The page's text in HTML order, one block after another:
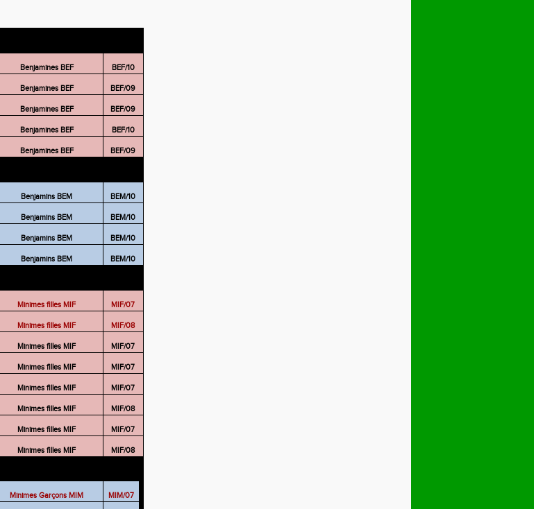
Benjamines BEF BEF/10
Benjamines BEF BEF/09
Benjamines BEF BEF/09
Benjamines BEF BEF/10
Benjamines BEF BEF/09
Benjamins BEM BEM/10
Benjamins BEM BEM/10
Benjamins BEM BEM/10
Benjamins BEM BEM/10
Minimes filles MIF MIF/07
Minimes filles MIF MIF/08
Minimes filles MIF MIF/07
Minimes filles MIF MIF/07
Minimes filles MIF MIF/07
Minimes filles MIF MIF/08
Minimes filles MIF MIF/07
Minimes filles MIF MIF/08
Minimes Garçons MIM MIM/07